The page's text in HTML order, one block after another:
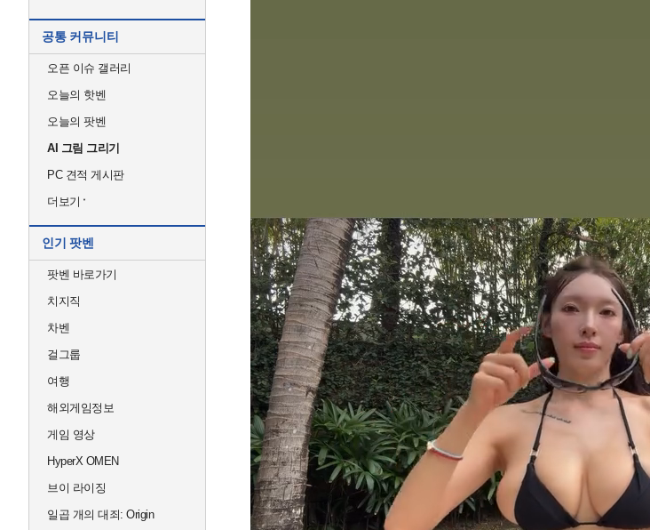
공통 커뮤니티
오픈 이슈 갤러리
오늘의 핫벤
오늘의 팟벤
AI 그림 그리기
PC 견적 게시판
더보기
인기 팟벤
팟벤 바로가기
치지직
차벤
걸그룹
여행
해외게임정보
게임 영상
HyperX OMEN
브이 라이징
일곱 개의 대죄: Origin